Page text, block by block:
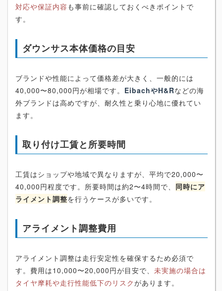
対応や保証内容 も事前に確認しておくべきポイントで
す。
ダウンサス本体価格の目安
ブランドや性能によって価格差が大きく、一般的には
40,000〜80,000円が相場です。 EibachやH&Rなどの海
外ブランドは高めですが、耐久性と乗り心地に優れてい
ます。
取り付け工賃と所要時間
工賃はショップや地域で異なりますが、平均で20,000〜
40,000円程度です。所要時間は約2〜4時間で、 同時にア
ライメント調整を行うケースが多いです。
アライメント調整費用
アライメント調整は走行安定性を確保するため必須で
す。費用は10,000〜20,000円が目安で、 未実施の場合は
タイヤ摩耗や走行性能低下のリスクがあります。